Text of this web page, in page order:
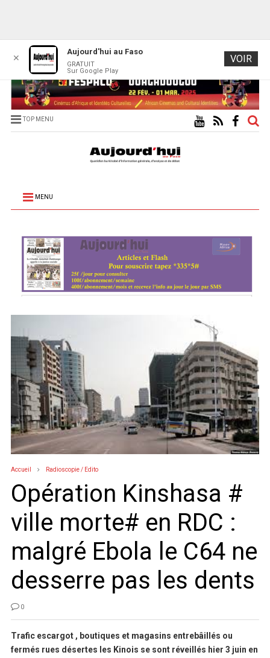
TOP MENU
MENU
Accueil Radioscopie / Edito
Opération Kinshasa #
ville morte# en RDC :
malgré Ebola le C64 ne
desserre pas les dents
0
Trafic escargot , boutiques et magasins entrebâillés ou
fermés rues désertes les Kinois se sont réveillés hier 3 juin en
✕
Aujourd'hui au Faso
GRATUIT
Sur Google Play
VOIR